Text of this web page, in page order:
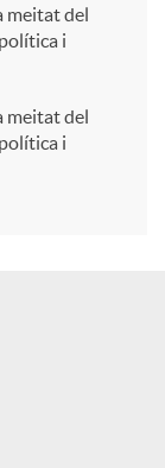
meitat del
i
meitat del
i